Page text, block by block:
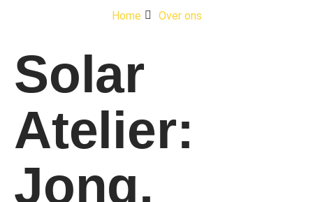
Home Over ons
Solar
Atelier:
Jong,